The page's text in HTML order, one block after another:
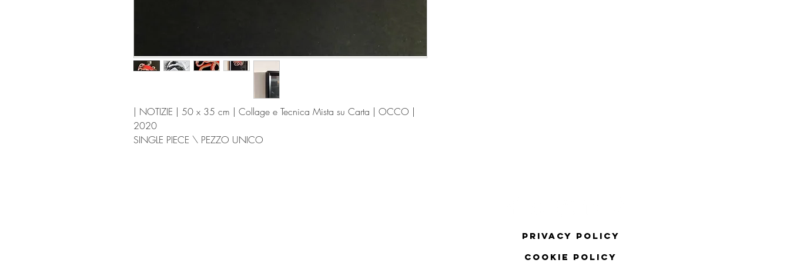
| NOTIZIE | 50 x 35 cm | Collage e Tecnica Mista su Carta | OCCO |
2020
SINGLE PIECE \ PEZZO UNICO
Privacy Policy
COOKIE Policy